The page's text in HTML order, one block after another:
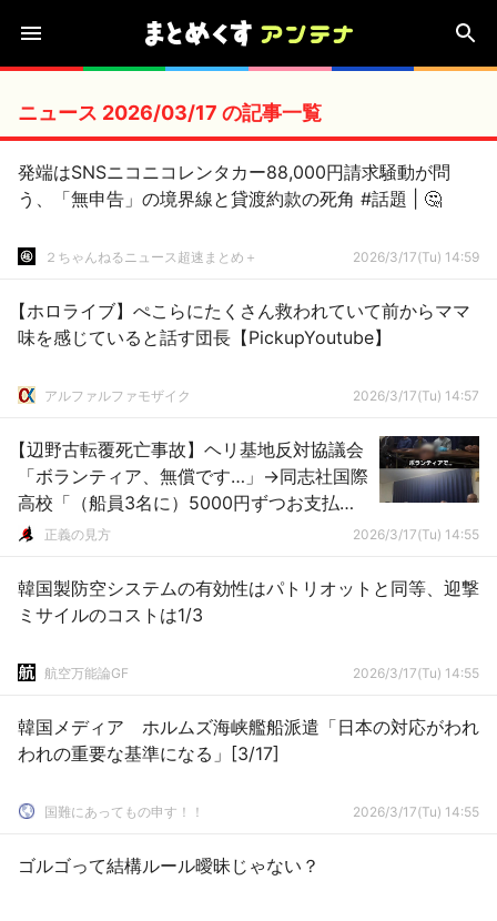
ニュース 2026/03/17 の記事一覧
発端はSNSニコニコレンタカー88,000円請求騒動が問
う、「無申告」の境界線と貸渡約款の死角 #話題 | 🤔
２ちゃんねるニュース超速まとめ＋ 2026/3/17(Tu) 14:59
【ホロライブ】ぺこらにたくさん救われていて前からママ
味を感じていると話す団長【PickupYoutube】
アルファルファモザイク 2026/3/17(Tu) 14:57
【辺野古転覆死亡事故】ヘリ基地反対協議会
「ボランティア、無償です…」→同志社国際
高校「（船員3名に）5000円ずつお支払い
しました」（動画）
正義の見方 2026/3/17(Tu) 14:55
韓国製防空システムの有効性はパトリオットと同等、迎撃
ミサイルのコストは1/3
航空万能論GF 2026/3/17(Tu) 14:55
韓国メディア ホルムズ海峡艦船派遣「日本の対応がわれ
われの重要な基準になる」[3/17]
国難にあってもの申す！！ 2026/3/17(Tu) 14:55
ゴルゴって結構ルール曖昧じゃない？